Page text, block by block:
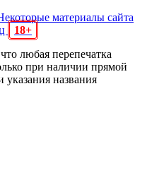
материалы сайта
18+
любая перепечатка
при наличии прямой
названия